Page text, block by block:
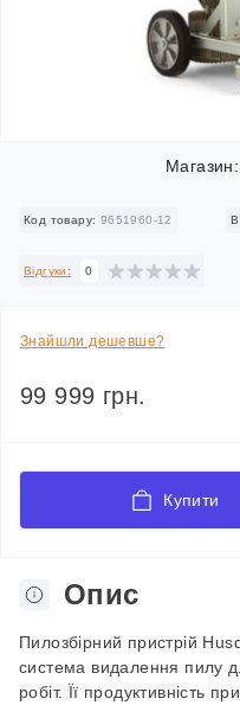
Магазин:
Код товару: 9651960-12
Відгуки: 0
Знайшли дешевше?
99 999 грн.
Купити
Опис
Пилозбірний пристрій
система видалення пилу
робіт. Її продуктивність